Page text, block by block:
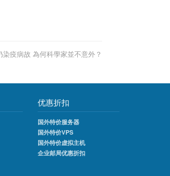
疫病故 為何科學家並不意外？
优惠折扣
国外特价服务器
国外特价VPS
国外特价虚拟主机
企业邮局优惠折扣